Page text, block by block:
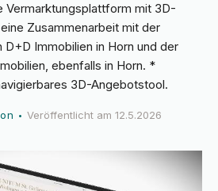
Vermarktungsplattform mit 3D-
Zusammenarbeit mit der
Immobilien in Horn und der
ebenfalls in Horn. *
3D-Angebotstool.
•Veröffentlicht am 12.5.2026